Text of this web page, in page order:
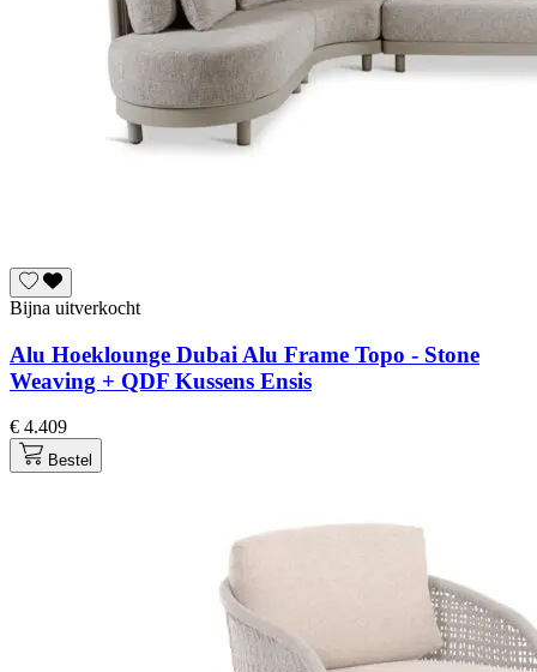
Bijna uitverkocht
Alu Hoeklounge Dubai Alu Frame Topo - Stone
Weaving + QDF Kussens Ensis
€ 4.409
Bestel